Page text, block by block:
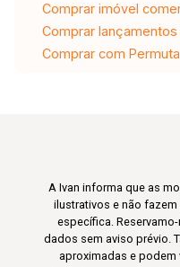
Comprar imóvel
Comprar
Comprar com Permuta
A Ivan informa que as
ilustrativos e não
específica.
dados sem aviso prévio.
aproximadas e